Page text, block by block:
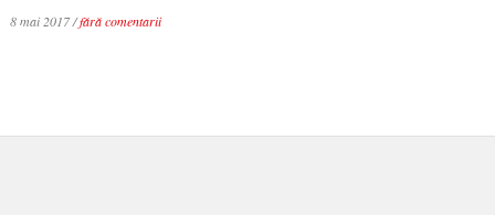
8 mai 2017 /fără comentarii